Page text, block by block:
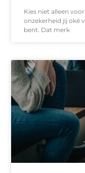
Kies niet alleen
onzekerheid jij oké
bent. Dat merk